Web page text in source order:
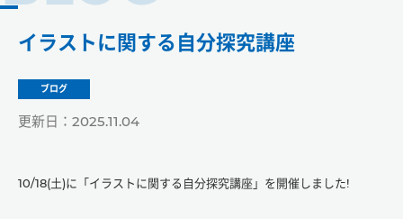
イラストに関する自分探究講座
ブログ
更新日：2025.11.04
10/18(土)に「イラストに関する自分探究講座」を開催しました!